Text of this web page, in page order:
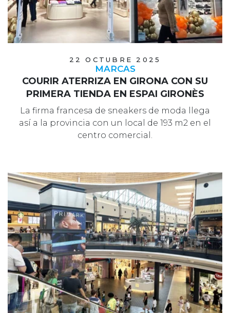
22 OCTUBRE 2025
MARCAS
COURIR ATERRIZA EN GIRONA CON SU
PRIMERA TIENDA EN ESPAI GIRONÈS
La firma francesa de sneakers de moda llega
así a la provincia con un local de 193 m2 en el
centro comercial.